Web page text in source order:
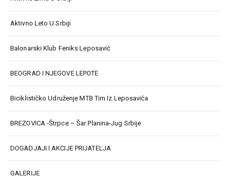
Aktivno Leto U Srbiji
Balonarski Klub Feniks Leposavić
BEOGRAD I NJEGOVE LEPOTE
Biciklističko Udruženje MTB Tim Iz Leposavića
BREZOVICA -Štrpce – Šar Planina-Jug Srbije
DOGADJAJI I AKCIJE PRIJATELJA
GALERIJE